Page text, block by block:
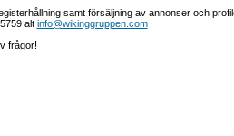
samt försäljning av annonser och
alt info@wikinggruppen.com
frågor!